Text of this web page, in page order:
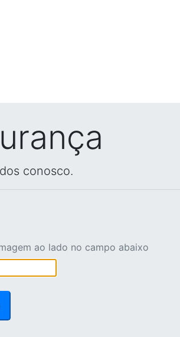
conosco.
ao lado no campo abaixo